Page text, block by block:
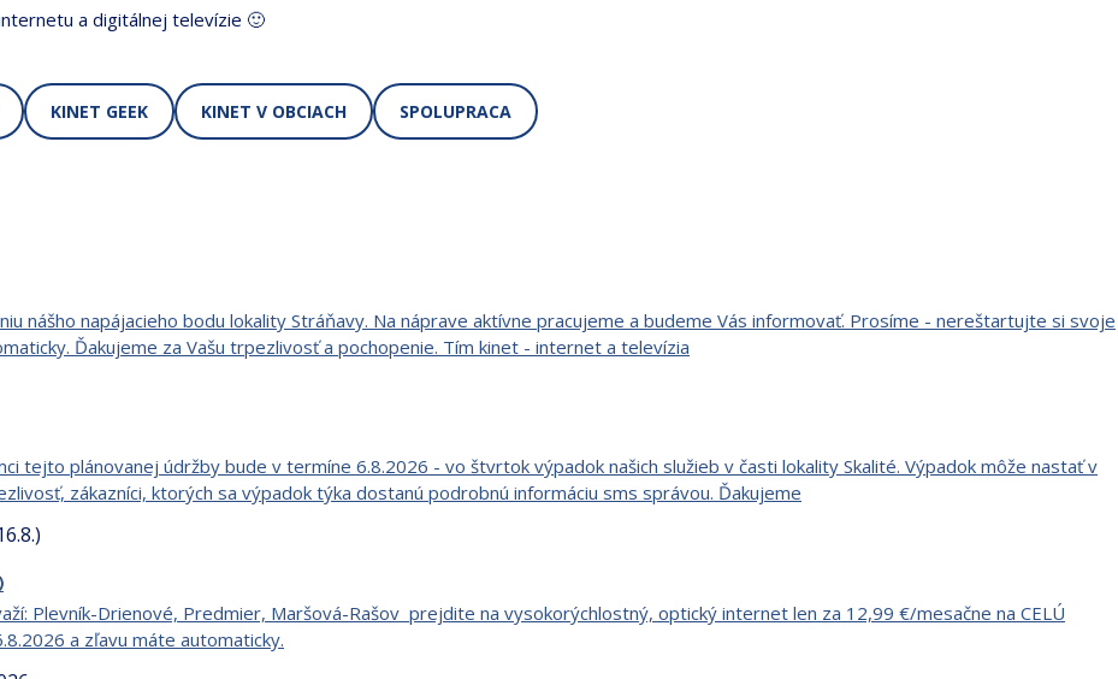
a digitálnej televízie 🙂
KINET GEEK KINET V OBCIACH SPOLUPRACA
nášho napájacieho bodu lokality Stráňavy. Na náprave aktívne pracujeme a budeme Vás informovať. Prosíme - nereštartujte si svoje
Ďakujeme za Vašu trpezlivosť a pochopenie. Tím kinet - internet a televízia
tejto plánovanej údržby bude v termíne 6.8.2026 - vo štvrtok výpadok našich služieb v časti lokality Skalité. Výpadok môže nastať v
zákazníci, ktorých sa výpadok týka dostanú podrobnú informáciu sms správou. Ďakujeme
Plevník-Drienové, Predmier, Maršová-Rašov prejdite na vysokorýchlostný, optický internet len za 12,99 €/mesačne na CELÚ
a zľavu máte automaticky.